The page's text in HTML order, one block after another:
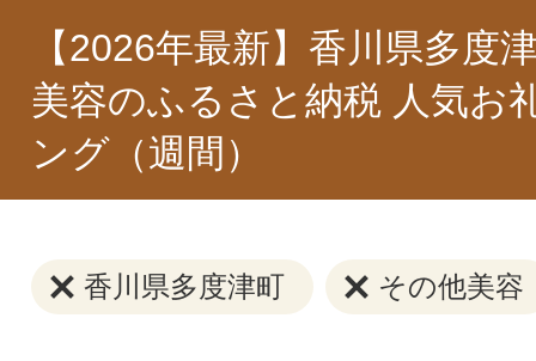
【2026年最新】香川県多度
美容のふるさと納税 人気お
ング（週間）
香川県多度津町 その他美容